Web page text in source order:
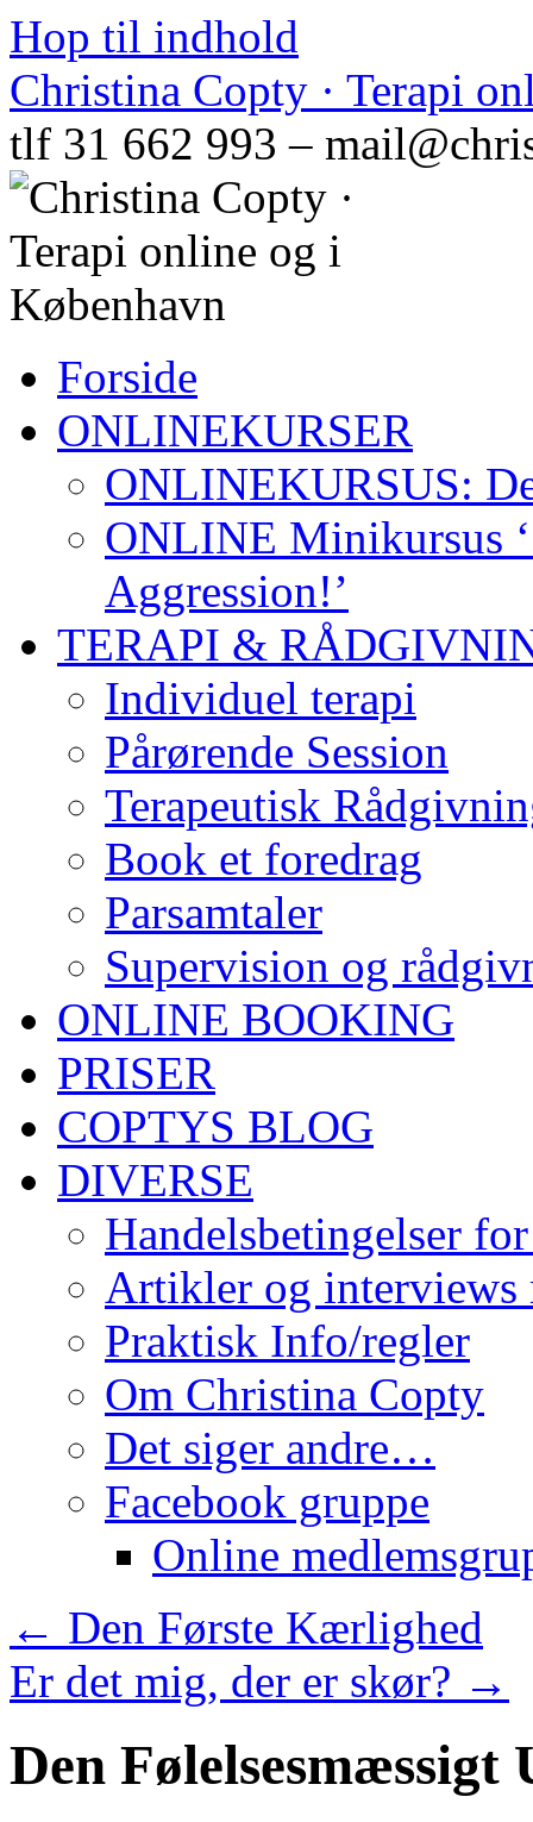
Hop til indhold
Christina Copty · Terapi
tlf 31 662 993 –
Forside
ONLINEKURSER
ONLINEKURSUS:
ONLINE Minikursus
Aggression!’
TERAPI &
Individuel terapi
Pårørende Session
Terapeutisk
Book et foredrag
Parsamtaler
Supervision og
ONLINE BOOKING
PRISER
COPTYS BLOG
DIVERSE
Handelsbetingelser
Artikler og interviews
Praktisk Info/regler
Om Christina Copty
Det siger andre…
Facebook gruppe
Online
← Den Første Kærlighed
Er det mig, der er skør? →
Den